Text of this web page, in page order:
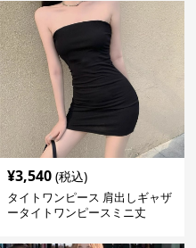
¥3,540 (税込)
タイトワンピース 肩出しギャザ
ータイトワンピースミニ丈